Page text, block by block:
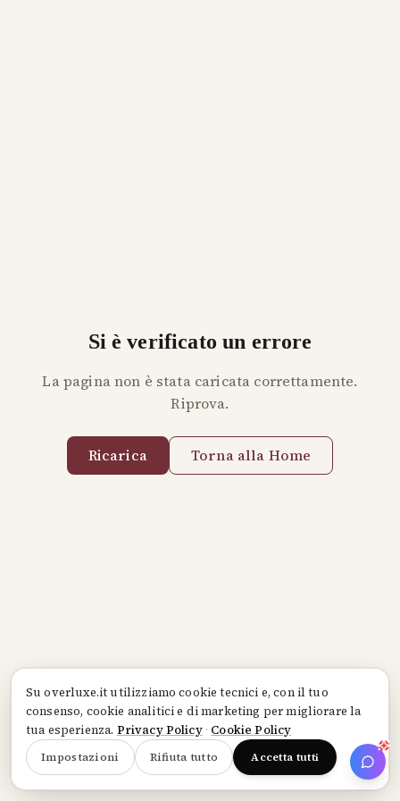
Suoverluxe.itutilizziamo cookie tecnici e, con il tuo
consenso, cookie analitici e di marketing per migliorare la
tua esperienza. Privacy Policy· Cookie Policy
Impostazioni Rifiuta tutto Accetta tutti
Si è verificato un errore
La pagina non è stata caricata correttamente.
Riprova.
Ricarica Torna alla Home